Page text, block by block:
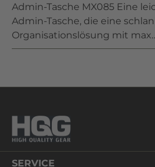
Admin-Tasche MX085 Eine
Admin-Tasche, die eine
Organisationslösung mit
SERVICE